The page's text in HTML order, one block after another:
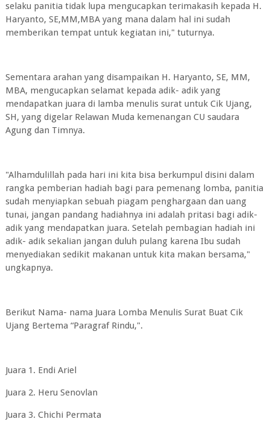
selaku panitia tidak lupa mengucapkan terimakasih kepada H.
Haryanto, SE,MM,MBA yang mana dalam hal ini sudah
memberikan tempat untuk kegiatan ini," tuturnya.
Sementara arahan yang disampaikan H. Haryanto, SE, MM,
MBA, mengucapkan selamat kepada adik- adik yang
mendapatkan juara di lamba menulis surat untuk Cik Ujang,
SH, yang digelar Relawan Muda kemenangan CU saudara
Agung dan Timnya.
"Alhamdulillah pada hari ini kita bisa berkumpul disini dalam
rangka pemberian hadiah bagi para pemenang lomba, panitia
sudah menyiapkan sebuah piagam penghargaan dan uang
tunai, jangan pandang hadiahnya ini adalah pritasi bagi adik-
adik yang mendapatkan juara. Setelah pembagian hadiah ini
adik- adik sekalian jangan duluh pulang karena Ibu sudah
menyediakan sedikit makanan untuk kita makan bersama,"
ungkapnya.
Berikut Nama- nama Juara Lomba Menulis Surat Buat Cik
Ujang Bertema “Paragraf Rindu,".
Juara 1. Endi Ariel
Juara 2. Heru Senovlan
Juara 3. Chichi Permata